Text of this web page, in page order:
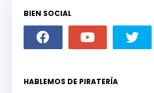
BIEN SOCIAL
HABLEMOS DE PIRATERÍA